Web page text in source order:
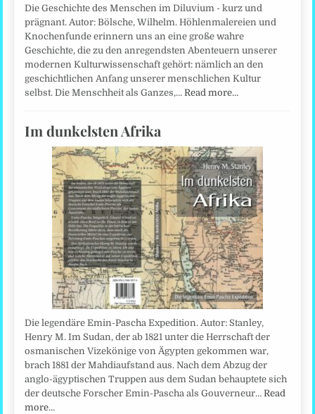
Die Geschichte des Menschen im Diluvium - kurz und
prägnant. Autor: Bölsche, Wilhelm. Höhlenmalereien und
Knochenfunde erinnern uns an eine große wahre
Geschichte, die zu den anregendsten Abenteuern unserer
modernen Kulturwissenschaft gehört: nämlich an den
geschichtlichen Anfang unserer menschlichen Kultur
selbst. Die Menschheit als Ganzes,…Read more…
Im dunkelsten Afrika
Die legendäre Emin-Pascha Expedition. Autor: Stanley,
Henry M. Im Sudan, der ab 1821 unter die Herrschaft der
osmanischen Vizekönige von Ägypten gekommen war,
brach 1881 der Mahdiaufstand aus. Nach dem Abzug der
anglo-ägyptischen Truppen aus dem Sudan behauptete sich
der deutsche Forscher Emin-Pascha als Gouverneur…Read
more…